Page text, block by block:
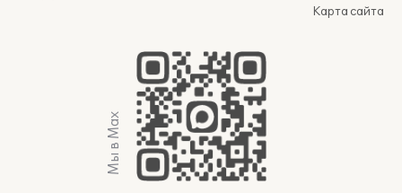
Карта сайта
Мы в Max